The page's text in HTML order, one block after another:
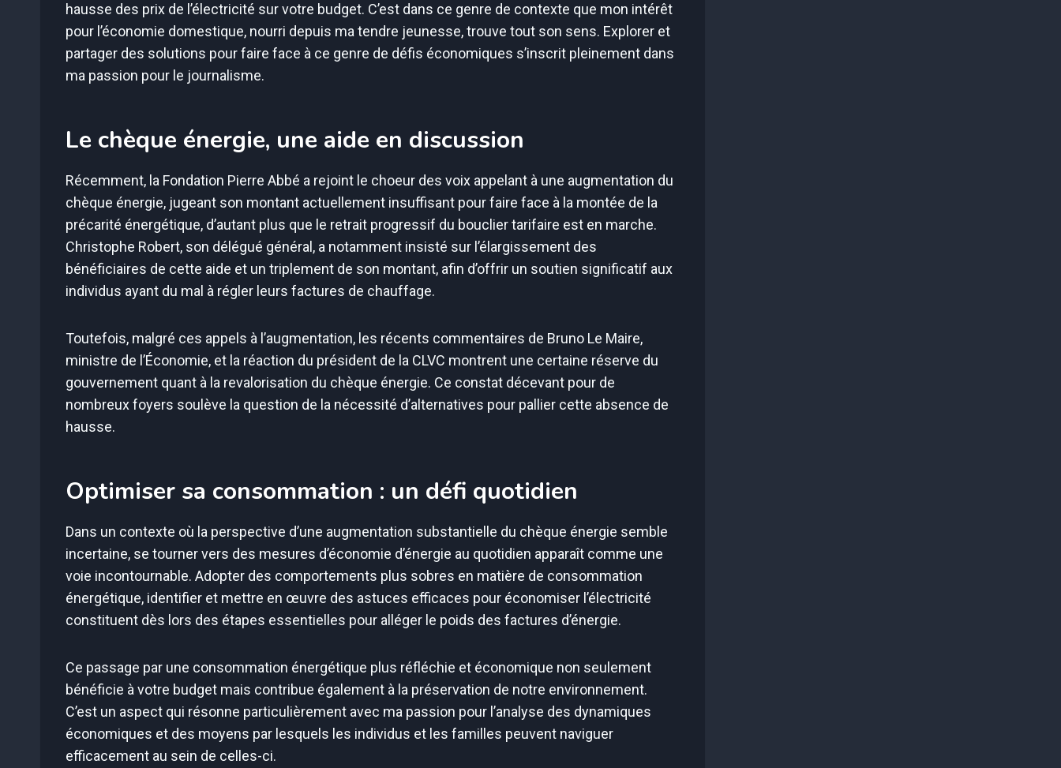
hausse des prix de l’électricité sur votre budget. C’est dans ce genre de contexte que mon intérêt
pour l’économie domestique, nourri depuis ma tendre jeunesse, trouve tout son sens. Explorer et
partager des solutions pour faire face à ce genre de défis économiques s’inscrit pleinement dans
ma passion pour le journalisme.
Le chèque énergie, une aide en discussion
Récemment, la Fondation Pierre Abbé a rejoint le choeur des voix appelant à une augmentation du
chèque énergie, jugeant son montant actuellement insuffisant pour faire face à la montée de la
précarité énergétique, d’autant plus que le retrait progressif du bouclier tarifaire est en marche.
Christophe Robert, son délégué général, a notamment insisté sur l’élargissement des
bénéficiaires de cette aide et un triplement de son montant, afin d’offrir un soutien significatif aux
individus ayant du mal à régler leurs factures de chauffage.
Toutefois, malgré ces appels à l’augmentation, les récents commentaires de Bruno Le Maire,
ministre de l’Économie, et la réaction du président de la CLVC montrent une certaine réserve du
gouvernement quant à la revalorisation du chèque énergie. Ce constat décevant pour de
nombreux foyers soulève la question de la nécessité d’alternatives pour pallier cette absence de
hausse.
Optimiser sa consommation : un défi quotidien
Dans un contexte où la perspective d’une augmentation substantielle du chèque énergie semble
incertaine, se tourner vers des mesures d’économie d’énergie au quotidien apparaît comme une
voie incontournable. Adopter des comportements plus sobres en matière de consommation
énergétique, identifier et mettre en œuvre des astuces efficaces pour économiser l’électricité
constituent dès lors des étapes essentielles pour alléger le poids des factures d’énergie.
Ce passage par une consommation énergétique plus réfléchie et économique non seulement
bénéficie à votre budget mais contribue également à la préservation de notre environnement.
C’est un aspect qui résonne particulièrement avec ma passion pour l’analyse des dynamiques
économiques et des moyens par lesquels les individus et les familles peuvent naviguer
efficacement au sein de celles-ci.